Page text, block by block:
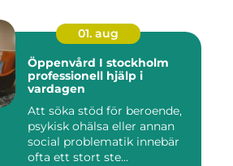
01. aug
Öppenvård I stockholm
professionell hjälp i
vardagen
Att söka stöd för beroende,
psykisk ohälsa eller annan
social problematik innebär
ofta ett stort ste...